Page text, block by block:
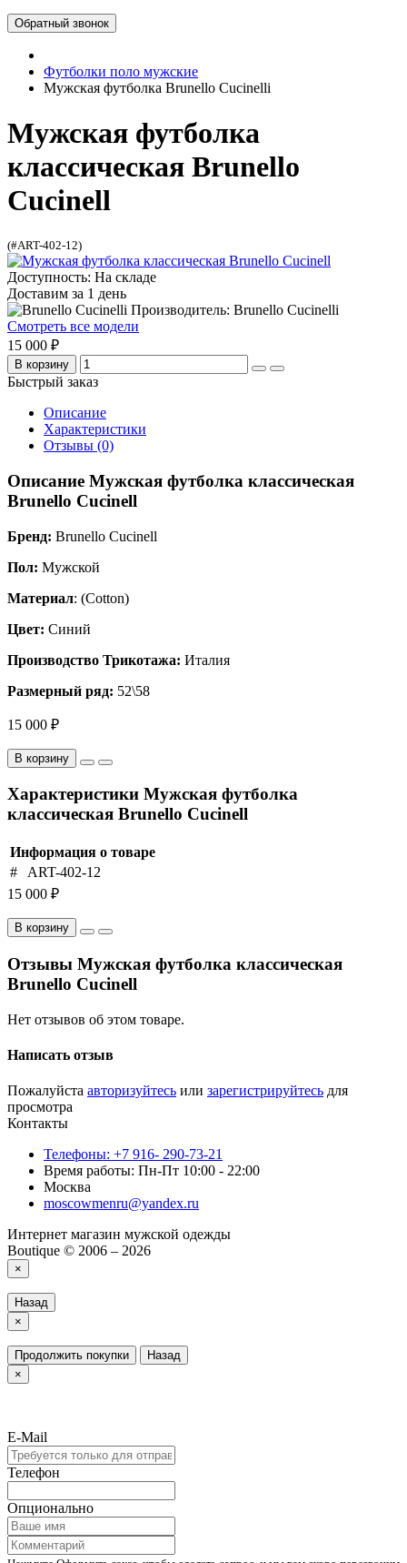
Обратный звонок
Футболки поло мужские
Мужская футболка Brunello Cucinelli
Мужская футболка
классическая Brunello
Cucinell
(#ART-402-12)
Доступность: На складе
Доставим за 1 день
Производитель: Brunello Cucinelli
Смотреть все модели
15 000 ₽
В корзину
Быстрый заказ
Описание
Характеристики
Отзывы (0)
Описание Мужская футболка классическая
Brunello Cucinell
Бренд: Brunello Cucinell
Пол: Мужской
Материал: (Cotton)
Цвет: Синий
Производство Трикотажа: Италия
Размерный ряд: 52\58
15 000 ₽
В корзину
Характеристики Мужская футболка
классическая Brunello Cucinell
Информация о товаре
#
ART-402-12
15 000 ₽
В корзину
Отзывы Мужская футболка классическая
Brunello Cucinell
Нет отзывов об этом товаре.
Написать отзыв
Пожалуйста авторизуйтесь или зарегистрируйтесь для
просмотра
Контакты
Телефоны: +7 916- 290-73-21
Время работы: Пн-Пт 10:00 - 22:00
Москва
moscowmenru@yandex.ru
Интернет магазин мужской одежды
Boutique © 2006 – 2026
×
Назад
×
Продолжить покупки
Назад
×
E-Mail
Телефон
Опционально